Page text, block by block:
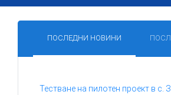
ПОСЛЕДНИ НОВИНИ
Тестване на пилотен проект в с.